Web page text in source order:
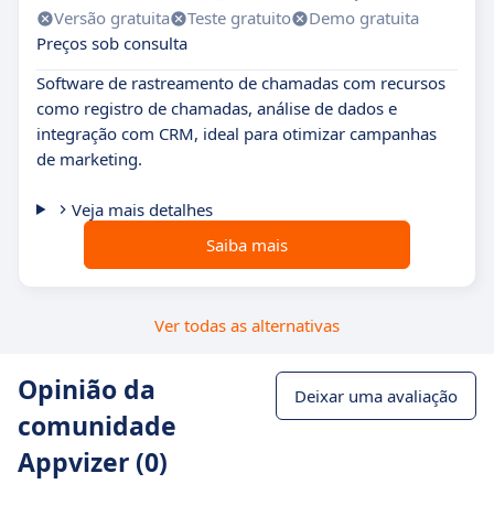
Versão gratuita Teste gratuito
Demo gratuita
Preços sob consulta
Software de rastreamento de chamadas com recursos
como registro de chamadas, análise de dados e
integração com CRM, ideal para otimizar campanhas
de marketing.
Veja mais detalhes
Saiba mais
Ver todas as alternativas
Opinião da
comunidade
Appvizer (0)
Deixar uma avaliação